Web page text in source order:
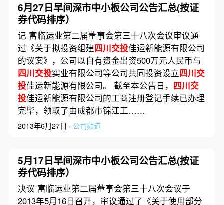
6月27日早间深市中小板公司公告汇总(按证
券代码排序）
记 富临运业第二届董事会第三十八次会议审议通
过《关于拟投资组建四川交投佳运新能源有限公司
的议案》，公司以自有资金出资500万元人民币与
四川交投实业有限公司等公司共同投资设立四川交
投佳运新能源有限公司。 截至本公告日， 四川交
投佳运新能源有限公司的工商注册登记手续已办理
完毕，领取了由成都市锦江工……
2013年6月27日 · 公司频道
5月17日早间深市中小板公司公告汇总(按证
券代码排序）
决议 富临运业第二届董事会第三十八次会议于
2013年5月16日召开，审议通过了《关于使用部分